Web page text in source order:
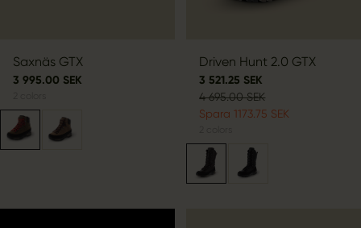
Saxnäs GTX
3 995.00 SEK
Driven Hunt 2.0 GTX
3 521.25 SEK
4 695.00 SEK
Spara 1173.75 SEK